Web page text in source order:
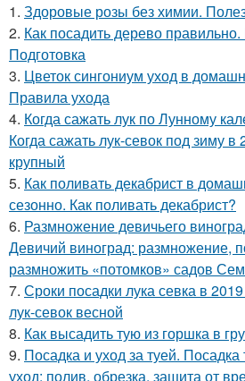
1. Здоровые розы без химии.
2. Как посадить дерево
Подготовка
3. Цветок сингониум уход в
Правила ухода
4. Когда сажать лук по Лунному
Когда сажать лук-севок под зиму
крупный
5. Как поливать декабрист в
сезонно. Как поливать декабрист?
6. Размножение девичьего
Девичий виноград: размножение,
размножить «потомков» садов
7. Сроки посадки лука севка в
лук-севок весной
8. Как высадить тую из горшка в
9. Посадка и уход за туей. Посадка
уход: полив, обрезка, защита от